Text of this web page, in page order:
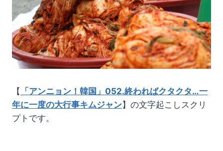
【
「アンニョン！韓国」052.終わればクタクタ…一
年に一度の大行事キムジャン】の文字起こしスクリ
プトです。